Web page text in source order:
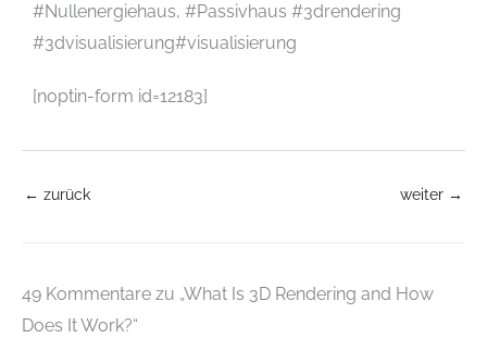
#Nullenergiehaus, #Passivhaus #3drendering
#3dvisualisierung#visualisierung
[noptin-form id=12183]
← zurück weiter →
49 Kommentare zu „What Is 3D Rendering and How
Does It Work?“